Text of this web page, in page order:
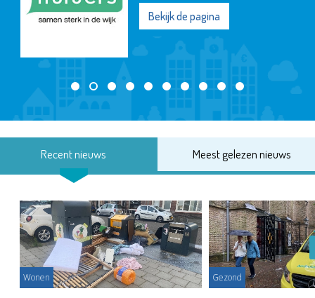
Bekijk de pagina
Recent nieuws Meest gelezen nieuws
Wonen Gezond